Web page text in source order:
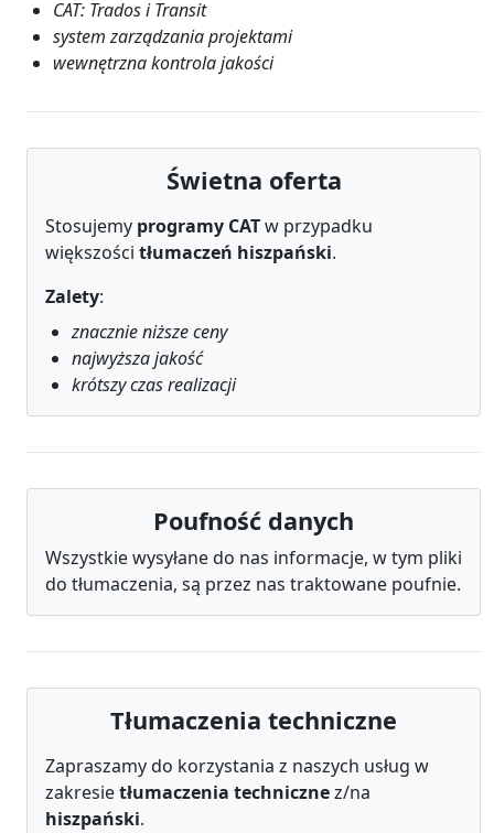
CAT: Trados i Transit
system zarządzania projektami
wewnętrzna kontrola jakości
Świetna oferta
Stosujemy programy CATw przypadku
większości tłumaczeń hiszpański.
Zalety:
znacznie niższe ceny
najwyższa jakość
krótszy czas realizacji
Poufność danych
Wszystkie wysyłane do nas informacje, w tym pliki
do tłumaczenia, są przez nas traktowane poufnie.
Tłumaczenia techniczne
Zapraszamy do korzystania z naszych usług w
zakresietłumaczenia technicznez/na
hiszpański.